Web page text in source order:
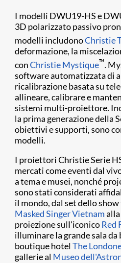
I modelli DWU19-HS e
3D polarizzato passivo
modelli includonoChristie
deformazione, la
conChristie Mystique™.
software automatizzata di
ricalibrazione basata su
allineare, calibrare e
sistemi multi-proiettore.
la prima generazione della
obiettivi e supporti, sono
modelli.
I proiettori Christie Serie
mercati come eventi dal
a tema e musei, nonché
sono stati considerati
il mondo, dal set dello
Masked Singer Vietnam
proiezione sull'iconicoRed
illuminare la grande sala da
boutique hotelThe
gallerie al Museo